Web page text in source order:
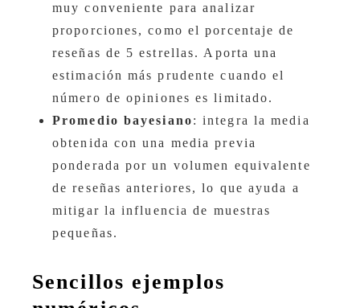
muy conveniente para analizar
proporciones, como el porcentaje de
reseñas de 5 estrellas. Aporta una
estimación más prudente cuando el
número de opiniones es limitado.
Promedio bayesiano: integra la media
obtenida con una media previa
ponderada por un volumen equivalente
de reseñas anteriores, lo que ayuda a
mitigar la influencia de muestras
pequeñas.
Sencillos ejemplos